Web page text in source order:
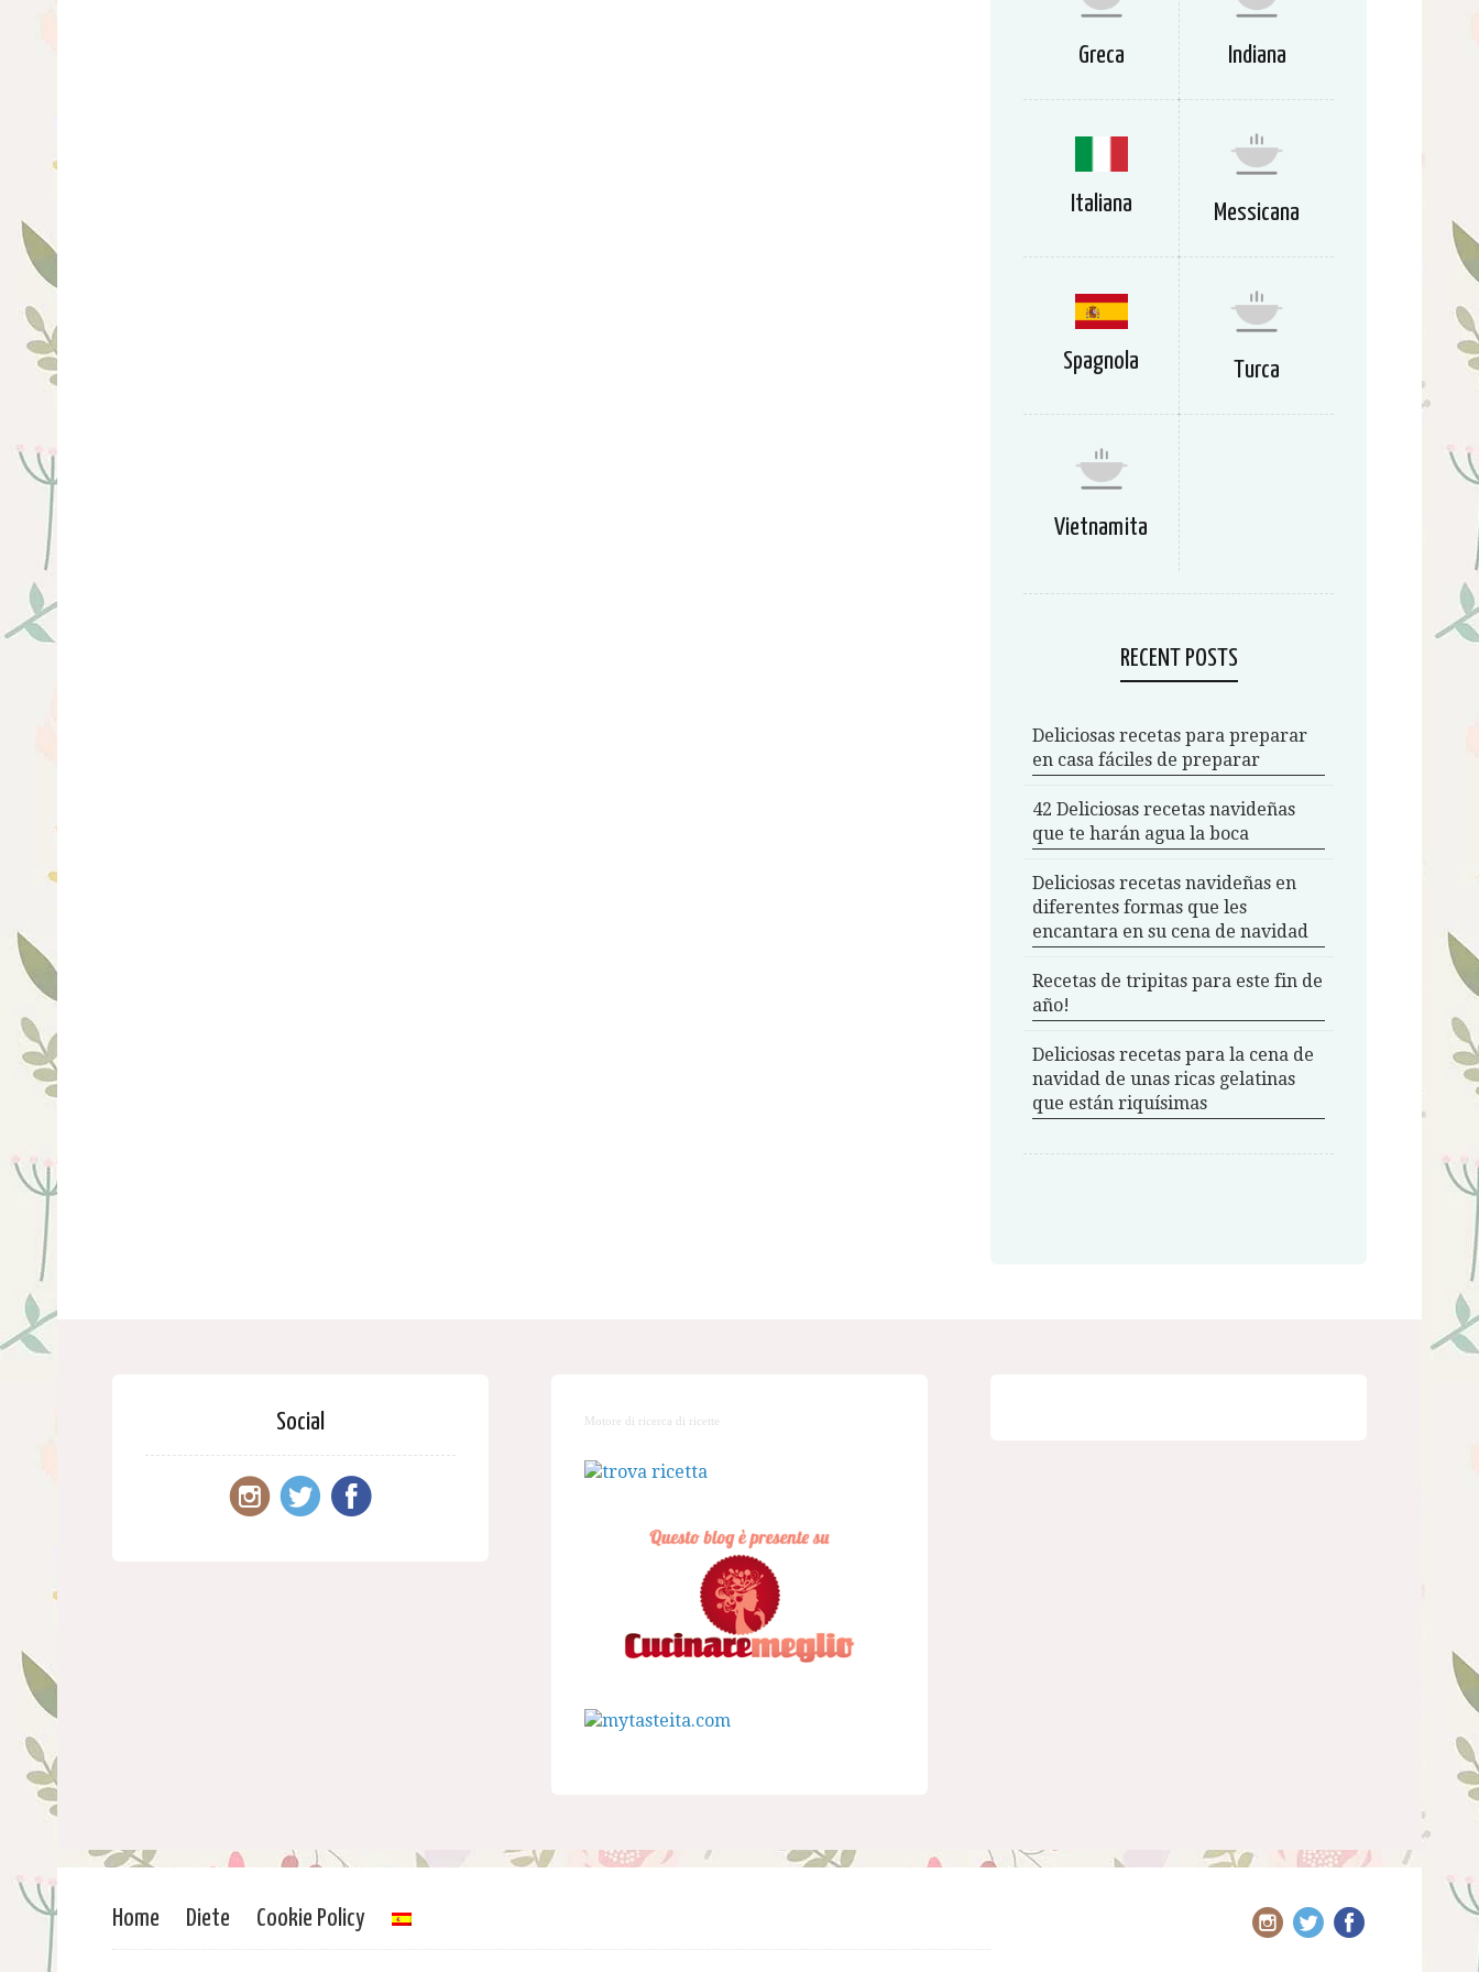
Greca Indiana
Italiana Messicana
Spagnola Turca
Vietnamita
RECENT POSTS
Deliciosas recetas para preparar
en casa fáciles de preparar
42 Deliciosas recetas navideñas
que te harán agua la boca
Deliciosas recetas navideñas en
diferentes formas que les
encantara en su cena de navidad
Recetas de tripitas para este fin de
año!
Deliciosas recetas para la cena de
navidad de unas ricas gelatinas
que están riquísimas
Social Motore di ricerca di ricette
Home Diete Cookie Policy